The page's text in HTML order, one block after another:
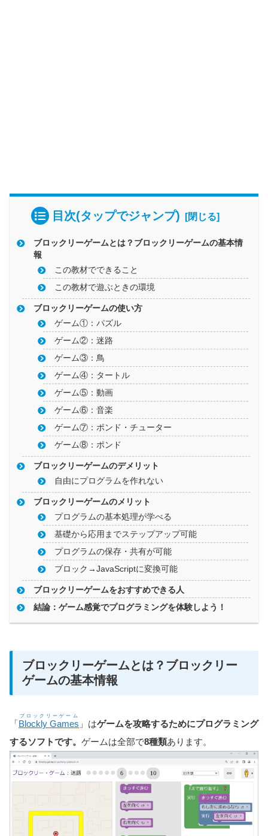
目次(タップでジャンプ)
ブロックリーゲームとは？ブロックリーゲームの基本情
報
この教材でできること
この教材で遊ぶときの環境
ブロックリーゲームの使い方
ゲーム①：パズル
ゲーム②：迷路
ゲーム③：鳥
ゲーム④：タートル
ゲーム⑤：動画
ゲーム⑥：音楽
ゲーム⑦：ポンド・チューター
ゲーム⑧：ポンド
ブロックリーゲームのデメリット
自由にプログラムを作れない
ブロックリーゲームのメリット
プログラムの基本処理が学べる
基礎から応用までステップアップ可能
プログラムの保存・共有が可能
ブロック→JavaScriptに変換可能
ブロックリーゲームをおすすめできる人
結論：ゲーム感覚でプログラミングを体験しよう！
ブロックリーゲームとは？ブロックリー
ゲームの基本情報
「Blockly Games
ブロックリーゲーム
」はゲームを攻略するためにプログラミング
するソフトです。 ゲームは全部で8種類あります。